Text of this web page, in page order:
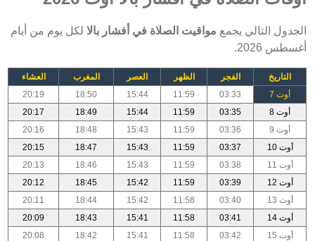
الجدول التالي يجمع مواقيت الصلاة في أفشار بالالكل يوم من أيام
أغسطس 2026.
التاريخ الفجر الظهر العصر المغرب
العشاء
أوت 7
03:33
11:59
15:44
18:50
20:19
أوت 8
03:35
11:59
15:44
18:49
20:17
أوت 9
03:36
11:59
15:43
18:48
20:16
أوت 10
03:37
11:59
15:43
18:47
20:15
أوت 11
03:38
11:59
15:43
18:46
20:13
أوت 12
03:39
11:59
15:42
18:45
20:12
أوت 13
03:40
11:58
15:42
18:44
20:11
أوت 14
03:41
11:58
15:41
18:43
20:09
أوت 15
03:42
11:58
15:41
18:42
20:08